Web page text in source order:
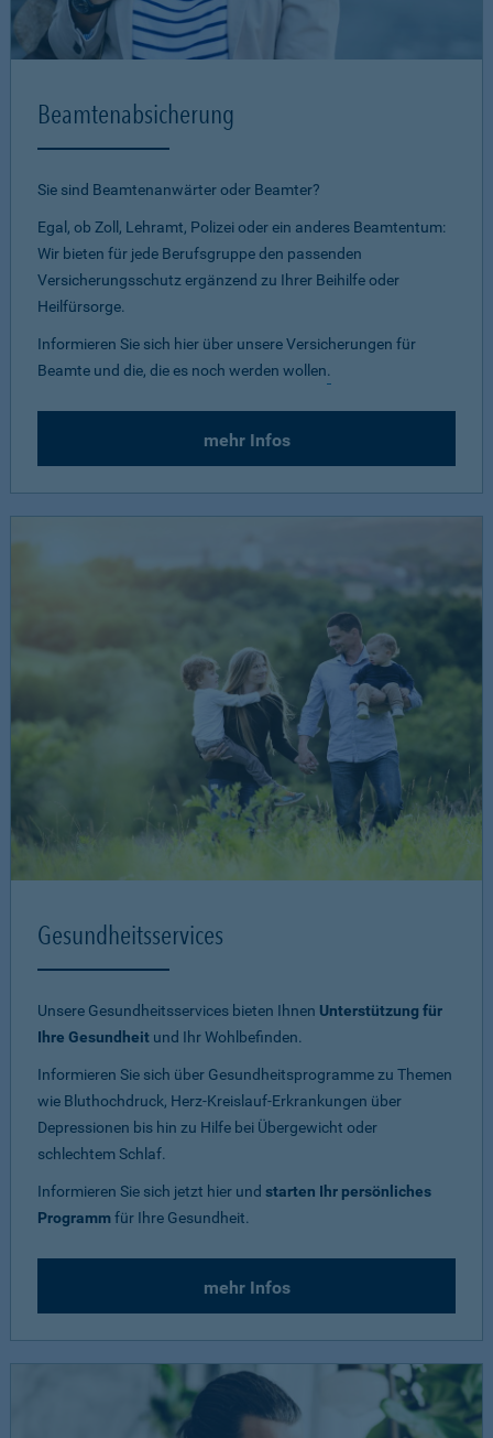
Beamtenabsicherung
Sie sind Beamtenanwärter oder Beamter?
Egal, ob Zoll, Lehramt, Polizei oder ein anderes Beamtentum:
Wir bieten für jede Berufsgruppe den passenden
Versicherungsschutz ergänzend zu Ihrer Beihilfe oder
Heilfürsorge.
Informieren Sie sich hier über unsere Versicherungen für
Beamte und die, die es noch werden wollen.
mehr Infos
Gesundheitsservices
Unsere Gesundheitsservices bieten Ihnen Unterstützung für
Ihre Gesundheit und Ihr Wohlbefinden.
Informieren Sie sich über Gesundheitsprogramme zu Themen
wie Bluthochdruck, Herz-Kreislauf-Erkrankungen über
Depressionen bis hin zu Hilfe bei Übergewicht oder
schlechtem Schlaf.
Informieren Sie sich jetzt hier und starten Ihr persönliches
Programmfür Ihre Gesundheit.
mehr Infos